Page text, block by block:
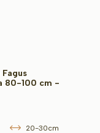
80-100 cm -
20-30cm